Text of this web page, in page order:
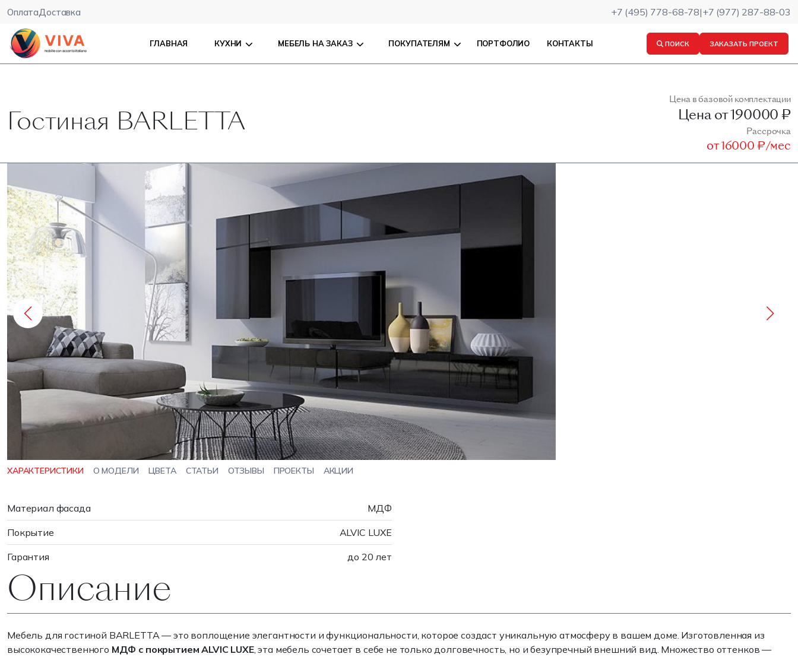
ОплатаДоставка +7 (495) 778-68-78|+7 (977) 287-88-03
ГЛАВНАЯ КУХНИ МЕБЕЛЬ НА ЗАКАЗ ПОКУПАТЕЛЯМ ПОРТФОЛИО КОНТАКТЫ ПОИСК ЗАКАЗАТЬ ПРОЕКТ
Гостиная BARLETTA
Цена в базовой комплектации
Цена от190000 ₽
Рассрочка
от16000 ₽/мес
ХАРАКТЕРИСТИКИ О МОДЕЛИ ЦВЕТА СТАТЬИ ОТЗЫВЫ ПРОЕКТЫ АКЦИИ
Материал фасада МДФ
Покрытие ALVIC LUXE
Гарантия до 20 лет
Описание
Мебель для гостиной BARLETTA — это воплощение элегантности и функциональности, которое создаст уникальную атмосферу в вашем доме. Изготовленная из
высококачественного МДФ с покрытием ALVIC LUXE, эта мебель сочетает в себе не только долговечность, но и безупречный внешний вид. Множество оттенков —